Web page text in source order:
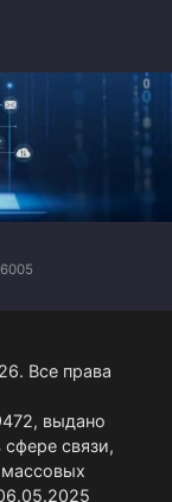
Все права
выдано
связи,